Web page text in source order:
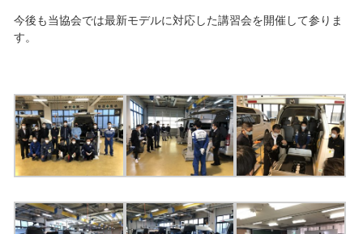
今後も当協会では最新モデルに対応した講習会を開催して参りま
す。